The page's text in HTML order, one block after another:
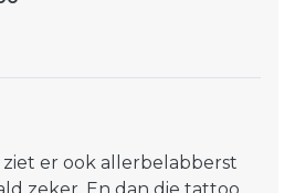
er ook allerbelabberst